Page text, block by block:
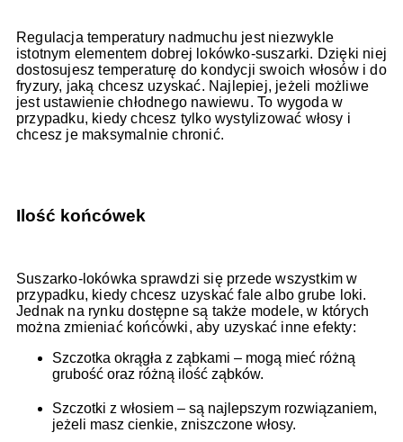
Regulacja temperatury nadmuchu jest niezwykle
istotnym elementem dobrej lokówko-suszarki. Dzięki niej
dostosujesz temperaturę do kondycji swoich włosów i do
fryzury, jaką chcesz uzyskać. Najlepiej, jeżeli możliwe
jest ustawienie chłodnego nawiewu. To wygoda w
przypadku, kiedy chcesz tylko wystylizować włosy i
chcesz je maksymalnie chronić.
Ilość końcówek
Suszarko-lokówka sprawdzi się przede wszystkim w
przypadku, kiedy chcesz uzyskać fale albo grube loki.
Jednak na rynku dostępne są także modele, w których
można zmieniać końcówki, aby uzyskać inne efekty:
Szczotka okrągła z ząbkami – mogą mieć różną
grubość oraz różną ilość ząbków.
Szczotki z włosiem – są najlepszym rozwiązaniem,
jeżeli masz cienkie, zniszczone włosy.